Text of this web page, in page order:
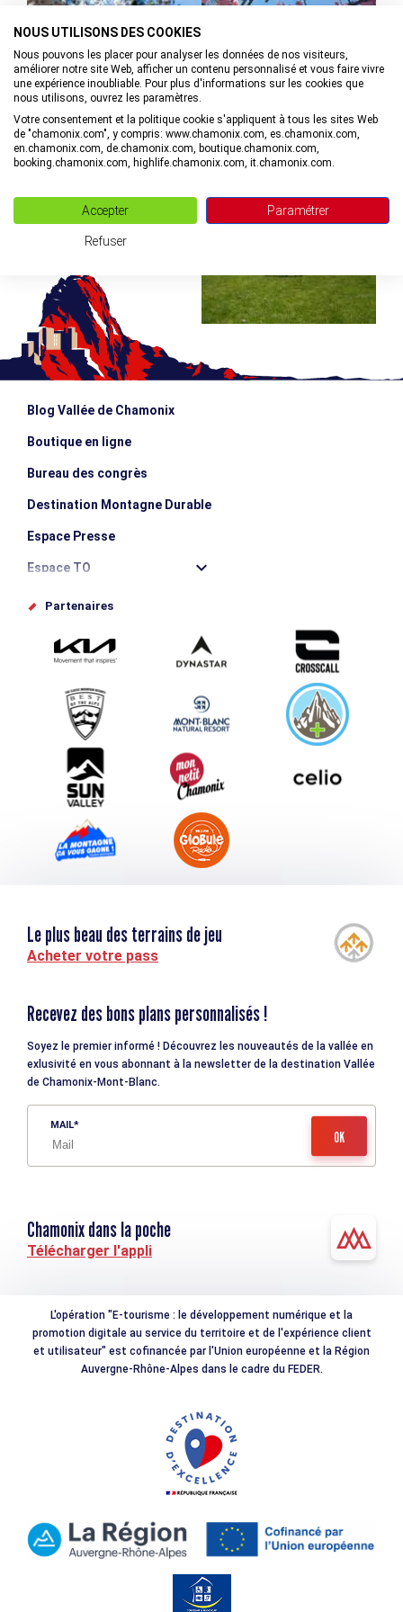
©
Blog Vallée de Chamonix
Boutique en ligne
Bureau des congrès
Destination Montagne Durable
Espace Presse
Espace TO
Offices de tourisme
Proposez votre évènement
Service groupes et séminaires
Téléchargements
Tourisme et handicap
Partenaires
Le plus beau des terrains de jeu
Acheter votre pass
Recevez des bons plans personnalisés !
Soyez le premier informé ! Découvrez les nouveautés de la vallée en
exlusivité en vous abonnant à la newsletter de la destination Vallée
de Chamonix-Mont-Blanc.
MAIL
Chamonix dans la poche
Télécharger l'appli
L'opération "E-tourisme : le développement numérique et la
promotion digitale au service du territoire et de l'expérience client
et utilisateur" est cofinancée par l'Union européenne et la Région
Auvergne-Rhône-Alpes dans le cadre du FEDER.
NOUS UTILISONS DES COOKIES
Nous pouvons les placer pour analyser les données de nos visiteurs,
améliorer notre site Web, afficher un contenu personnalisé et vous faire vivre
une expérience inoubliable. Pour plus d'informations sur les cookies que
nous utilisons, ouvrez les paramètres.
Votre consentement et la politique cookie s'appliquent à tous les sites Web
de "chamonix.com", y compris: www.chamonix.com, es.chamonix.com,
en.chamonix.com, de.chamonix.com, boutique.chamonix.com,
booking.chamonix.com, highlife.chamonix.com, it.chamonix.com.
Accepter Paramétrer
Refuser